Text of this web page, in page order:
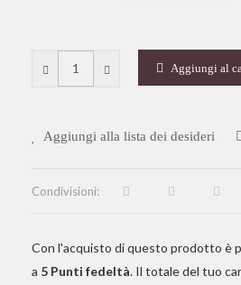
Aggiungi al
Aggiungi alla lista dei desideri
Condivisioni:
Con l'acquisto di questo prodotto è
a 5 Punti fedeltà. Il totale del tuo